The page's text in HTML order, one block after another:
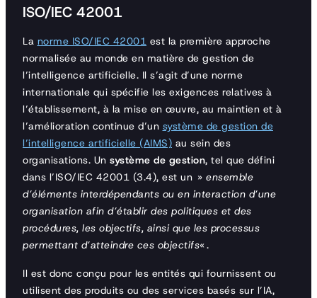
ISO/IEC 42001
La norme ISO/IEC 42001 est la première approche
normalisée au monde en matière de gestion de
l’intelligence artificielle. Il s’agit d’une norme
internationale qui spécifie les exigences relatives à
l’établissement, à la mise en œuvre, au maintien et à
l’amélioration continue d’un système de gestion de
l’intelligence artificielle (AIMS) au sein des
organisations. Un système de gestion, tel que défini
dans l’ISO/IEC 42001 (3.4), est un » ensemble
d’éléments interdépendants ou en interaction d’une
organisation afin d’établir des politiques et des
procédures, les objectifs, ainsi que les processus
permettant d’atteindre ces objectifs« .
Il est donc conçu pour les entités qui fournissent ou
utilisent des produits ou des services basés sur l’IA,